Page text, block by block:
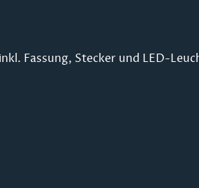
Fassung, Stecker und LED-